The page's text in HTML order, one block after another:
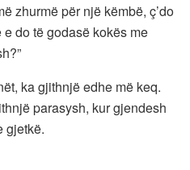
zhurmë për një këmbë, ç’do
do të godasë kokës me
ka gjithnjë edhe më keq.
parasysh, kur gjendesh
gjetkë.